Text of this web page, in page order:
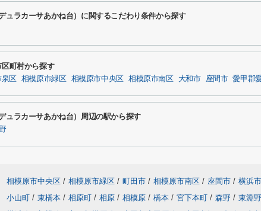
ュラカーサあかね台）に関するこだわり条件から探す
町村から探す
区 相模原市緑区 相模原市中央区 相模原市南区 大和市 座間市 愛甲郡
ュラカーサあかね台）周辺の駅から探す
相模原市中央区 / 相模原市緑区 / 町田市 / 相模原市南区 / 座間市 / 横浜
小山町 / 東橋本 / 相原町 / 相原 / 相模原 / 橋本 / 宮下本町 / 森野 / 東淵